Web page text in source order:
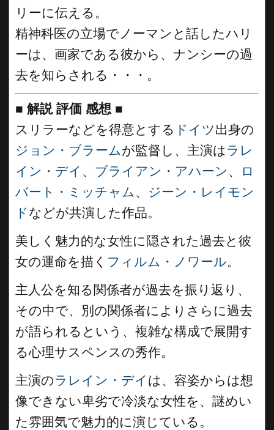
リーに伝える。
精神科医の立場でノーマンと話したハリ
ーは、画家である彼から、ナンシーの過
去を知らされる・・・。
■ 解説 評価 感想 ■
スリラーなどを得意とする ドイツ出身の
ジョン・ブラームが監督し、主演はラレ
イン・デイ 、 ブライアン・アハーン 、
ロ
バート・ミッチャム、 ジーン・レイモン
ドなどが共演した作品。
美しく魅力的な女性に隠された過去と彼
女の運命を描く フィルム・ノワール。
主人公を知る関係者が過去を振り返り、
その中で、別の関係者によりさらに過去
が語られるという、複雑な構成で展開す
る心理サスペンスの秀作。
主演のラレイン・デイ は、容姿からは想
像できない卑劣で冷淡な女性を、謎めい
た雰囲気で魅力的に演じている。